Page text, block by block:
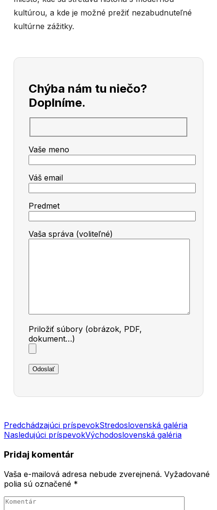
kultúrou, a kde je možné prežiť nezabudnuteľné
kultúrne zážitky.
Chýba nám tu niečo?
Doplníme.
Vaše meno
Váš email
Predmet
Vaša správa (voliteľné)
Priložiť súbory (obrázok, PDF,
dokument…)
Navigácia
v
článku
Predchádzajúci príspevokStredoslovenská galéria
Nasledujúci príspevokVýchodoslovenská galéria
Pridaj komentár
Vaša e-mailová adresa nebude zverejnená. Vyžadované
polia sú označené *
Komentár